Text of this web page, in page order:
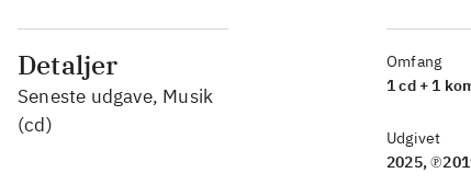
Detaljer
Seneste udgave, Musik
(cd)
Omfang
1 cd + 1
Udgivet
2025,